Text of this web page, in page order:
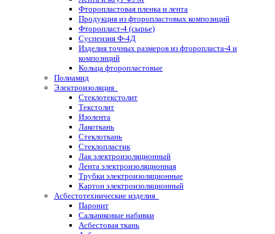
Фторопластовая пленка и лента
Продукция из фторопластовых композиций
Фторопласт-4 (сырье)
Суспензия Ф-4Д
Изделия точных размеров из фторопласта-4 и
композиций
Кольца фторопластовые
Полиамид
Электроизоляция
Стеклотекстолит
Текстолит
Изолента
Лакоткань
Стеклоткань
Стеклопластик
Лак электроизоляционный
Лента электроизоляционная
Трубки электроизоляционные
Картон электроизоляционный
Асбестотехнические изделия
Паронит
Сальниковые набивки
Асбестовая ткань